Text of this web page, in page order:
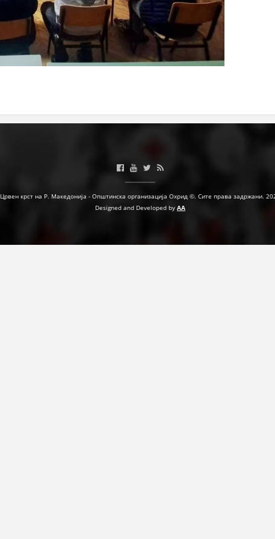
Црвен крст на Р. Македонија - Општинска организација Охрид ©. Сите права задржани.
Designed and Developed by AA